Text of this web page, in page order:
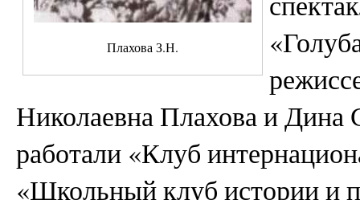
Плахова З.Н.
Николаевна Плахова и Дина
работали «Клуб
«Школьный клуб истории и